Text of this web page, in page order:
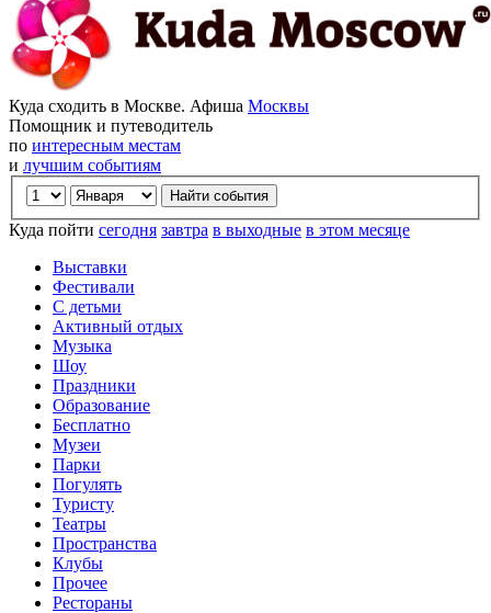
Куда сходить в Москве. Афиша Москвы
Помощник и путеводитель
по интересным местам
и лучшим событиям
Куда пойти сегодня завтра в выходные в этом месяце
Выставки
Фестивали
С детьми
Активный отдых
Музыка
Шоу
Праздники
Образование
Бесплатно
Музеи
Парки
Погулять
Туристу
Театры
Пространства
Клубы
Прочее
Рестораны